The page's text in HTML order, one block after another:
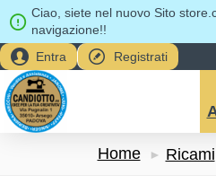
Ciao, siete nel nuovo Sito
navigazione!!
Entra
Registrati
Home Ricami